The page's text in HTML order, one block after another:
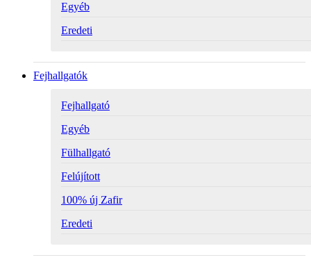
Egyéb
Eredeti
Fejhallgatók
Fejhallgató
Egyéb
Fülhallgató
Felújított
100% új Zafir
Eredeti